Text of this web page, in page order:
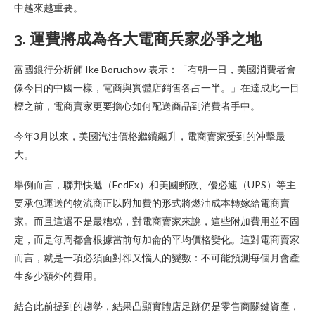
中越來越重要。
3. 運費將成為各大電商兵家必爭之地
富國銀行分析師 Ike Boruchow 表示：「有朝一日，美國消費者會
像今日的中國一樣，電商與實體店銷售各占一半。」在達成此一目
標之前，電商賣家更要擔心如何配送商品到消費者手中。
今年3月以來，美國汽油價格繼續飆升，電商賣家受到的沖擊最
大。
舉例而言，聯邦快遞（FedEx）和美國郵政、優必速（UPS）等主
要承包運送的物流商正以附加費的形式將燃油成本轉嫁給電商賣
家。而且這還不是最糟糕，對電商賣家來說，這些附加費用並不固
定，而是每周都會根據當前每加侖的平均價格變化。這對電商賣家
而言，就是一項必須面對卻又惱人的變數：不可能預測每個月會產
生多少額外的費用。
結合此前提到的趨勢，結果凸顯實體店足跡仍是零售商關鍵資產，